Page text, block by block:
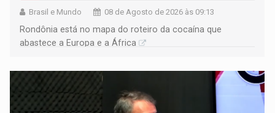
Brasil e Mundo 08 de Agosto de 2026 às 09:13
Rondônia está no mapa do roteiro da cocaína que
abastece a Europa e a África